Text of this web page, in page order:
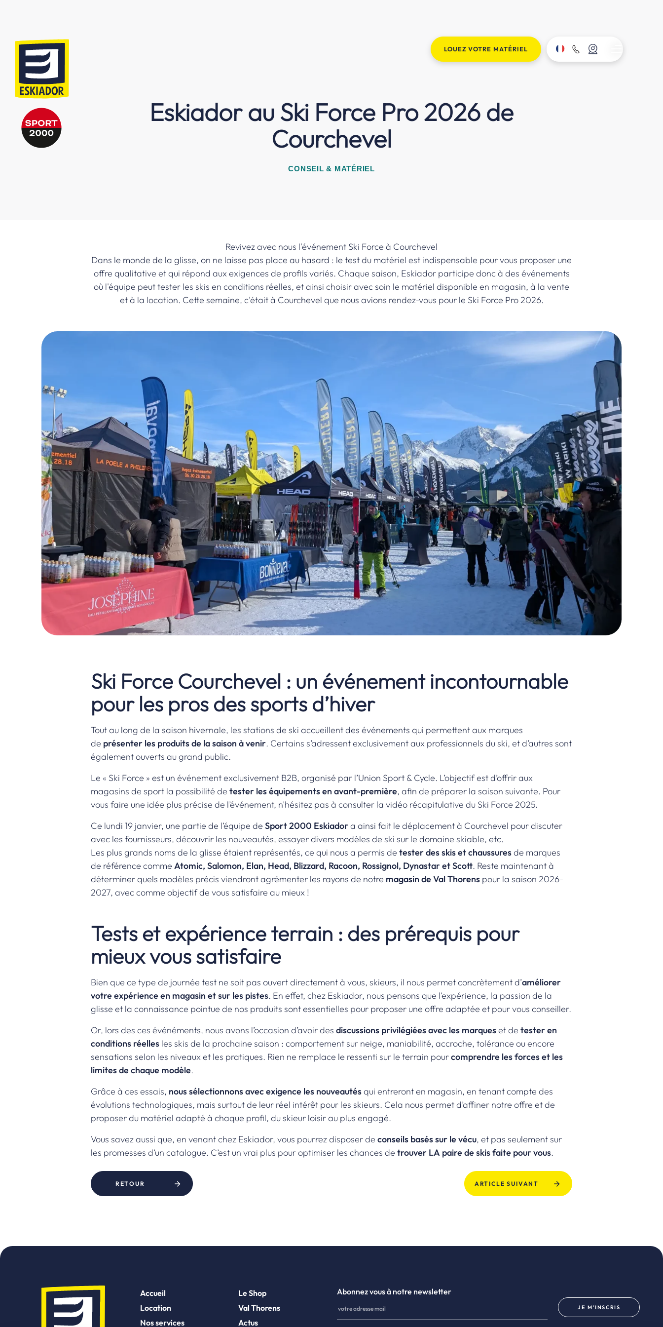
LOUEZ VOTRE MATÉRIEL
Eskiador au Ski Force Pro 2026 de
Courchevel
CONSEIL & MATÉRIEL
Revivez avec nous l'événement Ski Force à Courchevel
Dans le monde de la glisse, on ne laisse pas place au hasard : le test du matériel est indispensable pour vous proposer une
offre qualitative et qui répond aux exigences de profils variés. Chaque saison, Eskiador participe donc à des événements
où l'équipe peut tester les skis en conditions réelles, et ainsi choisir avec soin le matériel disponible en magasin, à la vente
et à la location. Cette semaine, c'était à Courchevel que nous avions rendez-vous pour le Ski Force Pro 2026.
Ski Force Courchevel : un événement incontournable
pour les pros des sports d’hiver
Tout au long de la saison hivernale, les stations de ski accueillent des événements qui permettent aux marques
de présenter les produits de la saison à venir. Certains s’adressent exclusivement aux professionnels du ski, et d’autres sont
également ouverts au grand public.
Le « Ski Force » est un événement exclusivement B2B, organisé par l’Union Sport & Cycle. L’objectif est d’offrir aux
magasins de sport la possibilité de tester les équipements en avant-première, afin de préparer la saison suivante. Pour
vous faire une idée plus précise de l’événement, n’hésitez pas à consulter la vidéo récapitulative du Ski Force 2025.
Ce lundi 19 janvier, une partie de l’équipe de Sport 2000 Eskiadora ainsi fait le déplacement à Courchevel pour discuter
avec les fournisseurs, découvrir les nouveautés, essayer divers modèles de ski sur le domaine skiable, etc.
Les plus grands noms de la glisse étaient représentés, ce qui nous a permis de tester des skis et chaussuresde marques
de référence comme Atomic, Salomon, Elan, Head, Blizzard, Racoon, Rossignol, Dynastar et Scott. Reste maintenant à
déterminer quels modèles précis viendront agrémenter les rayons de notre magasin de Val Thorenspour la saison 2026-
2027, avec comme objectif de vous satisfaire au mieux !
Tests et expérience terrain : des prérequis pour
mieux vous satisfaire
Bien que ce type de journée test ne soit pas ouvert directement à vous, skieurs, il nous permet concrètement d’améliorer
votre expérience en magasin et sur les pistes. En effet, chez Eskiador, nous pensons que l’expérience, la passion de la
glisse et la connaissance pointue de nos produits sont essentielles pour proposer une offre adaptée et pour vous conseiller.
Or, lors des ces événéments, nous avons l’occasion d’avoir des discussions privilégiées avec les marqueset de tester en
conditions réellesles skis de la prochaine saison : comportement sur neige, maniabilité, accroche, tolérance ou encore
sensations selon les niveaux et les pratiques. Rien ne remplace le ressenti sur le terrain pourcomprendre les forces et les
limites de chaque modèle.
Grâce à ces essais, nous sélectionnons avec exigence les nouveautésqui entreront en magasin, en tenant compte des
évolutions technologiques, mais surtout de leur réel intérêt pour les skieurs. Cela nous permet d’affiner notre offre et de
proposer du matériel adapté à chaque profil, du skieur loisir au plus engagé.
Vous savez aussi que, en venant chez Eskiador, vous pourrez disposer de conseils basés sur le vécu, et pas seulement sur
les promesses d’un catalogue. C’est un vrai plus pour optimiser les chances de trouver LA paire de skis faite pour vous.
RETOUR ARTICLE SUIVANT
Accueil
Location
Nos services
Le Shop
Val Thorens
Actus
Abonnez vous à notre newsletter
JE M’INSCRIS